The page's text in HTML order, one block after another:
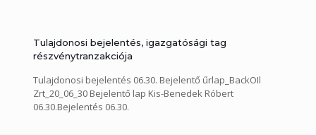
Tulajdonosi bejelentés, igazgatósági tag
részvénytranzakciója
Tulajdonosi bejelentés 06.30. Bejelentő űrlap_BackOIl
Zrt_20_06_30 Bejelentő lap Kis-Benedek Róbert
06.30.Bejelentés 06.30.